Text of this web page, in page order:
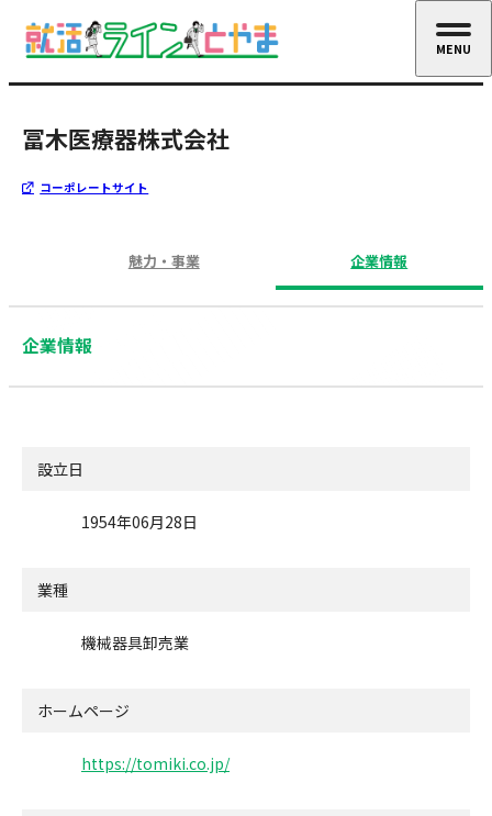
冨木医療器株式会社
コーポレートサイト
魅力・事業 企業情報
企業情報
設立日
1954年06月28日
業種
機械器具卸売業
ホームページ
https://tomiki.co.jp/
MENU